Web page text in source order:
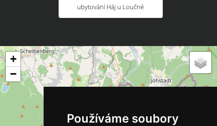
Používáme soubory
ubytování Háj u Loučné
+
−